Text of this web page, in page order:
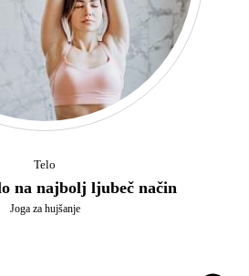
Telo
na najbolj ljubeč način
Joga za hujšanje